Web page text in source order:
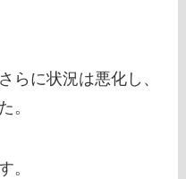
らに状況は悪化し、
。
。